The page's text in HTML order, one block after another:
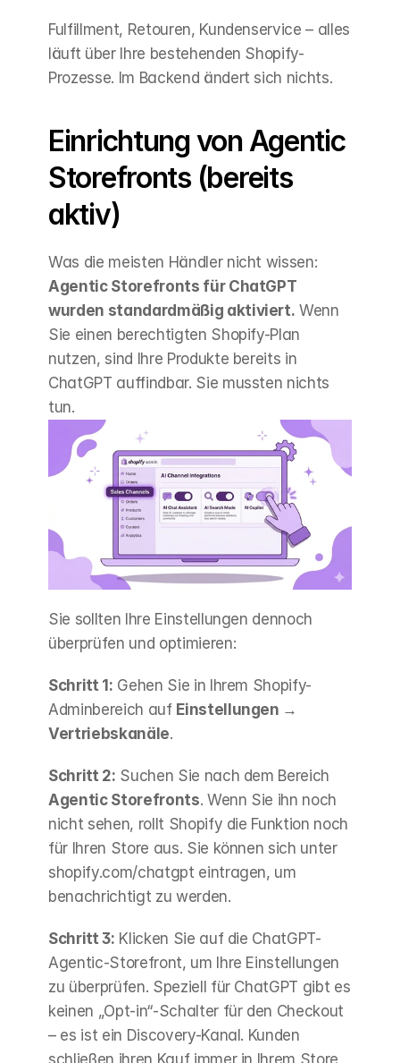
Fulfillment, Retouren, Kundenservice – alles
läuft über Ihre bestehenden Shopify-
Prozesse. Im Backend ändert sich nichts.
Einrichtung von Agentic
Storefronts (bereits
aktiv)
Agentic Storefronts für ChatGPT
wurden standardmäßig aktiviert. Wenn
Sie einen berechtigten Shopify-Plan
nutzen, sind Ihre Produkte bereits in
ChatGPT auffindbar. Sie mussten nichts
tun.
Sie sollten Ihre Einstellungen dennoch
überprüfen und optimieren:
Schritt 1: Gehen Sie in Ihrem Shopify-
Adminbereich auf Einstellungen →
Vertriebskanäle.
Schritt 2:
Agentic Storefronts. Wenn Sie ihn noch
nicht sehen, rollt Shopify die Funktion noch
für Ihren Store aus. Sie können sich unter
shopify.com/chatgpt eintragen, um
benachrichtigt zu werden.
Schritt 3: Klicken Sie auf die ChatGPT-
Agentic-Storefront, um Ihre Einstellungen
zu überprüfen. Speziell für ChatGPT gibt es
keinen „Opt-in“-Schalter für den Checkout
– es ist ein Discovery-Kanal. Kunden
schließen ihren Kauf immer in Ihrem Store